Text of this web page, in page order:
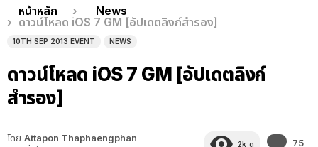
เรื่อง
ล่าสุด
คุณอยู่ที่นี่:
หน้าหลัก
News
ดาวน์โหลด iOS 7 GM [อัปเดตลิงก์สำรอง]
10TH SEP 2013 EVENT NEWS
ดาวน์โหลด iOS 7 GM [อัปเดตลิงก์
สำรอง]
โดย Attapon Thaphaengphan
2k ดู 75